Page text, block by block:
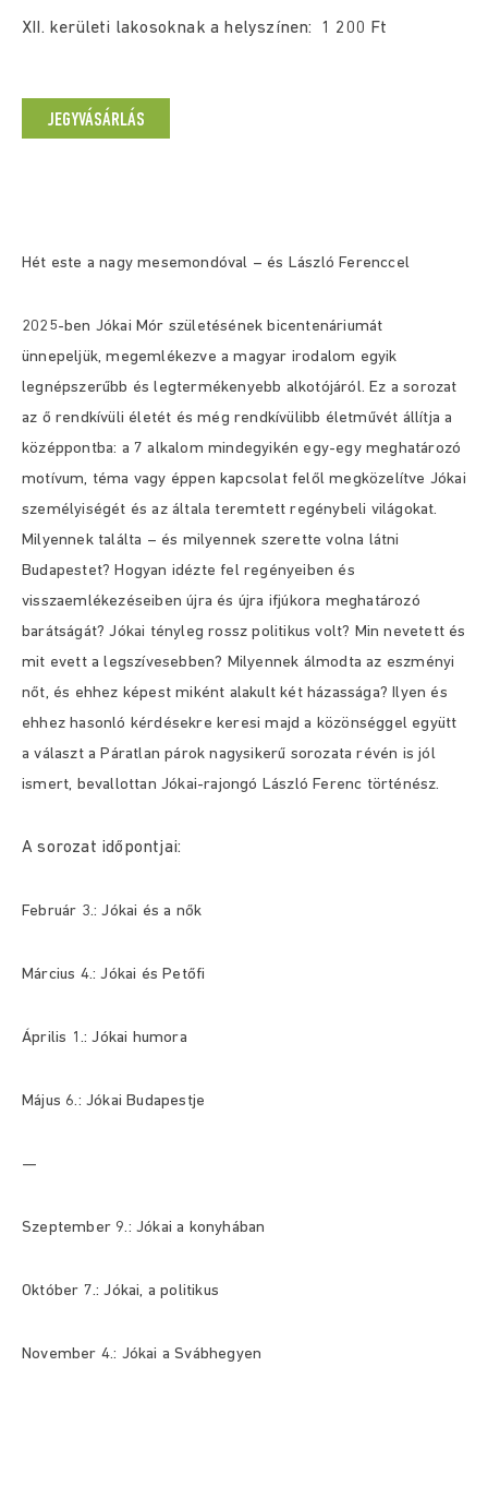
XII. kerületi lakosoknak a helyszínen: 1 200 Ft
JEGYVÁSÁRLÁS
Hét este a nagy mesemondóval – és László Ferenccel
2025-ben Jókai Mór születésének bicentenáriumát
ünnepeljük, megemlékezve a magyar irodalom egyik
legnépszerűbb és legtermékenyebb alkotójáról. Ez a sorozat
az ő rendkívüli életét és még rendkívülibb életművét állítja a
középpontba: a 7 alkalom mindegyikén egy-egy meghatározó
motívum, téma vagy éppen kapcsolat felől megközelítve Jókai
személyiségét és az általa teremtett regénybeli világokat.
Milyennek találta – és milyennek szerette volna látni
Budapestet? Hogyan idézte fel regényeiben és
visszaemlékezéseiben újra és újra ifjúkora meghatározó
barátságát? Jókai tényleg rossz politikus volt? Min nevetett és
mit evett a legszívesebben? Milyennek álmodta az eszményi
nőt, és ehhez képest miként alakult két házassága? Ilyen és
ehhez hasonló kérdésekre keresi majd a közönséggel együtt
a választ a Páratlan párok nagysikerű sorozata révén is jól
ismert, bevallottan Jókai-rajongó László Ferenc történész.
A sorozat időpontjai:
Február 3.: Jókai és a nők
Március 4.: Jókai és Petőfi
Április 1.: Jókai humora
Május 6.: Jókai Budapestje
—
Szeptember 9.: Jókai a konyhában
Október 7.: Jókai, a politikus
November 4.: Jókai a Svábhegyen